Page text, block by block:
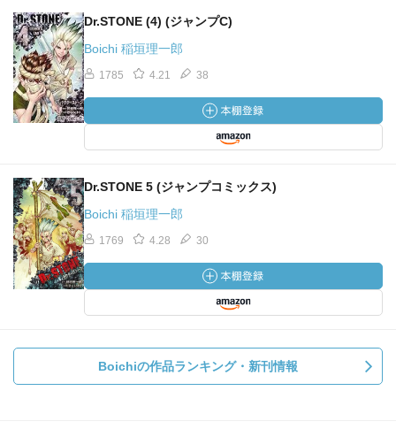
Dr.STONE (4) (ジャンプC)
Boichi 稲垣理一郎
1785 4.21 38
Dr.STONE 5 (ジャンプコミックス)
Boichi 稲垣理一郎
1769 4.28 30
Boichiの作品ランキング・新刊情報